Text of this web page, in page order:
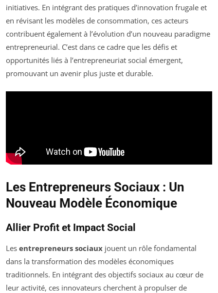
initiatives. En intégrant des pratiques d’innovation frugale et
en révisant les modèles de consommation, ces acteurs
contribuent également à l’évolution d’un nouveau paradigme
entrepreneurial. C’est dans ce cadre que les défis et
opportunités liés à l’entrepreneuriat social émergent,
promouvant un avenir plus juste et durable.
Les Entrepreneurs Sociaux : Un
Nouveau Modèle Économique
Allier Profit et Impact Social
Les entrepreneurs sociaux jouent un rôle fondamental
dans la transformation des modèles économiques
traditionnels. En intégrant des objectifs sociaux au cœur de
leur activité, ces innovateurs cherchent à propulser de